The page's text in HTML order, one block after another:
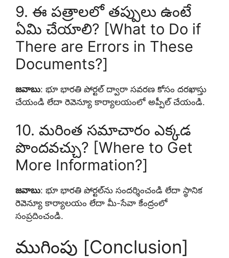
9. ఈ పత్రాలలో తప్పులు ఉంటే
ఏమి చేయాలి? [What to Do if
There are Errors in These
Documents?]
జవాబు: భూ భారతి పోర్టల్ ద్వారా సవరణ కోసం దరఖాస్తు
చేయండి లేదా రెవెన్యూ కార్యాలయంలో అప్పీల్ చేయండి.
10. మరింత సమాచారం ఎక్కడ
పొందవచ్చు? [Where to Get
More Information?]
జవాబు: భూ భారతి పోర్టల్‌ను సందర్శించండి లేదా స్థానిక
రెవెన్యూ కార్యాలయం లేదా మీ-సేవా కేంద్రంలో
సంప్రదించండి.
ముగింపు [Conclusion]